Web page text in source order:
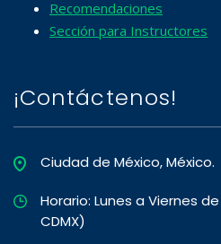
Recomendaciones
Sección para Instructores
¡Contáctenos!
Ciudad de México, México.
Horario: Lunes a Viernes
CDMX)